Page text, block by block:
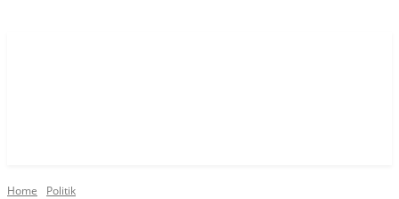
Home Politik